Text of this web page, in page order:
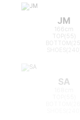
JM
166cm
TOP(55)
BOTTOM(25)
SA